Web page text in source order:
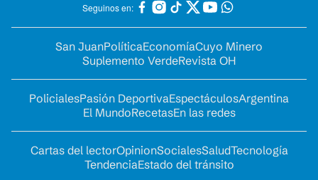
Seguinos en:
San JuanPolíticaEconomíaCuyo Minero
Suplemento VerdeRevista OH
PolicialesPasión DeportivaEspectáculosArgentina
El MundoRecetasEn las redes
Cartas del lectorOpinionSocialesSaludTecnología
TendenciaEstado del tránsito